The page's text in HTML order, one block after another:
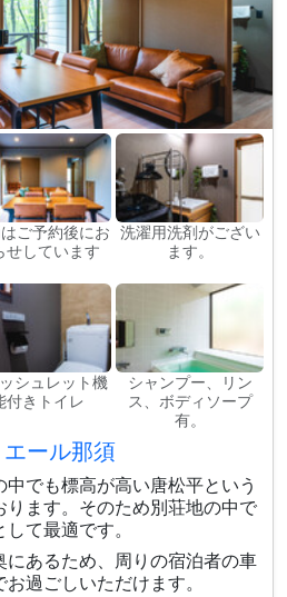
ご予約後にお
せしています
洗濯用洗剤がござい
ます。
シュレット機
付きトイレ
シャンプー、リン
ス、ボディソープ
有。
ール那須
でも標高が高い唐松平という
ます。そのため別荘地の中で
て最適です。
にあるため、周りの宿泊者の車
過ごしいただけます。